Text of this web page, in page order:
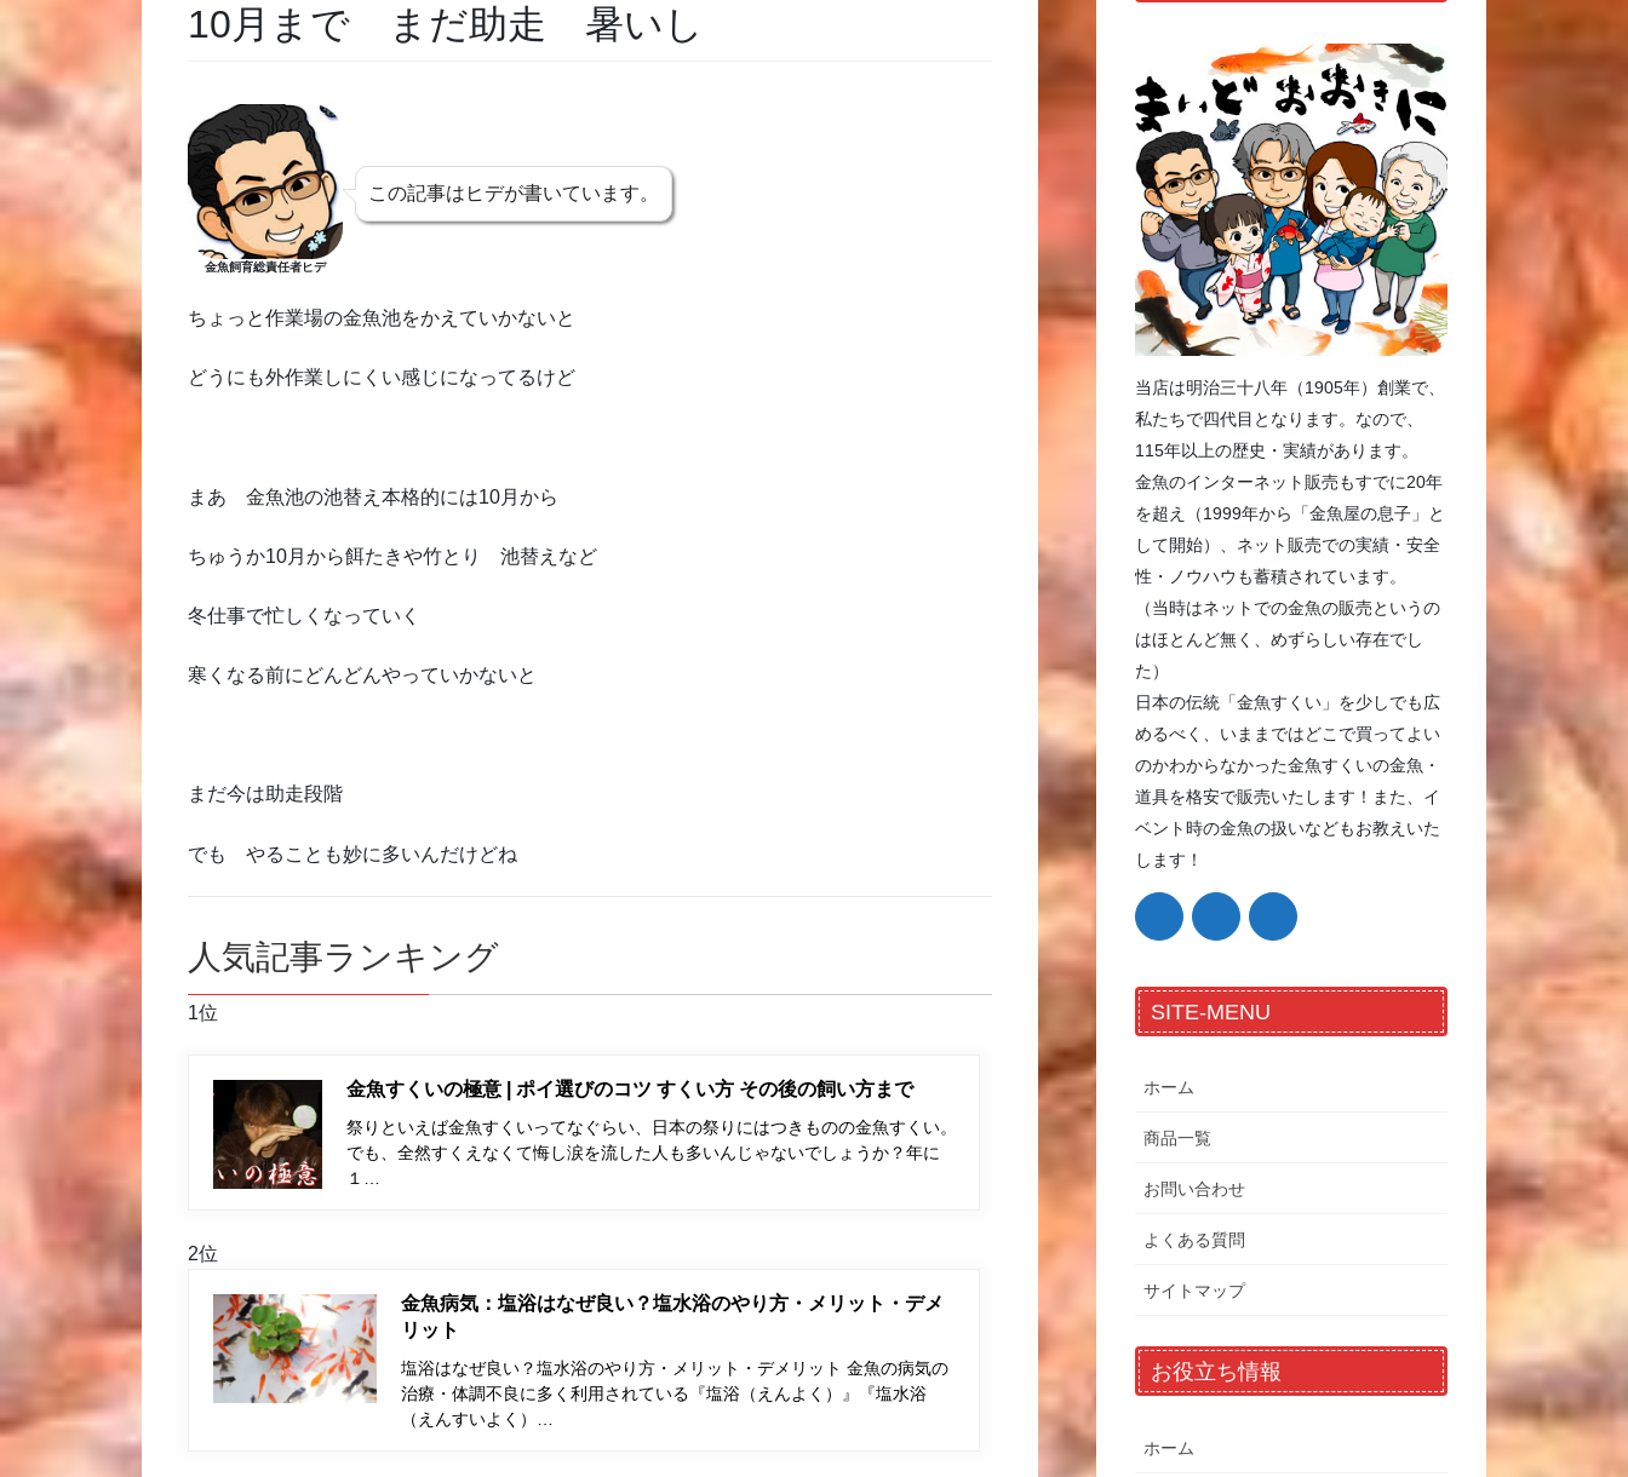
10月まで まだ助走 暑いし
金魚飼育総責任者ヒデ
この記事はヒデが書いています。
ちょっと作業場の金魚池をかえていかないと
どうにも外作業しにくい感じになってるけど
まあ 金魚池の池替え本格的には10月から
ちゅうか10月から餌たきや竹とり 池替えなど
冬仕事で忙しくなっていく
寒くなる前にどんどんやっていかないと
まだ今は助走段階
でも やることも妙に多いんだけどね
人気記事ランキング
1位
金魚すくいの極意 | ポイ選びのコツ すくい方 その後の飼い方まで
祭りといえば金魚すくいってなぐらい、日本の祭りにはつきものの金魚すくい。
でも、全然すくえなくて悔し涙を流した人も多いんじゃないでしょうか？年に
１…
2位
金魚病気：塩浴はなぜ良い？塩水浴のやり方・メリット・デメ
リット
塩浴はなぜ良い？塩水浴のやり方・メリット・デメリット 金魚の病気の
治療・体調不良に多く利用されている『塩浴（えんよく）』『塩水浴
（えんすいよく）…
当店は明治三十八年（1905年）創業で、
私たちで四代目となります。なので、
115年以上の歴史・実績があります。
金魚のインターネット販売もすでに20年
を超え（1999年から「金魚屋の息子」と
して開始）、ネット販売での実績・安全
性・ノウハウも蓄積されています。
（当時はネットでの金魚の販売というの
はほとんど無く、めずらしい存在でし
た）
日本の伝統「金魚すくい」を少しでも広
めるべく、いままではどこで買ってよい
のかわからなかった金魚すくいの金魚・
道具を格安で販売いたします！また、イ
ベント時の金魚の扱いなどもお教えいた
します！
SITE-MENU
ホーム
商品一覧
お問い合わせ
よくある質問
サイトマップ
お役立ち情報
ホーム